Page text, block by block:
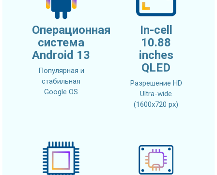
Операционная
система
Android 13
Популярная и
стабильная
Google OS
In-cell
10.88
inches
QLED
Разрешение HD
Ultra-wide
(1600x720 px)